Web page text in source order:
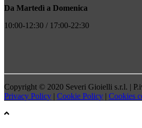
Da Martedì a Domenica
10:00-12:30 / 17:00-22:30
Copyright © 2020 Severi Gioielli s.r.l. |
Privacy Policy | Cookie Policy | Cookies